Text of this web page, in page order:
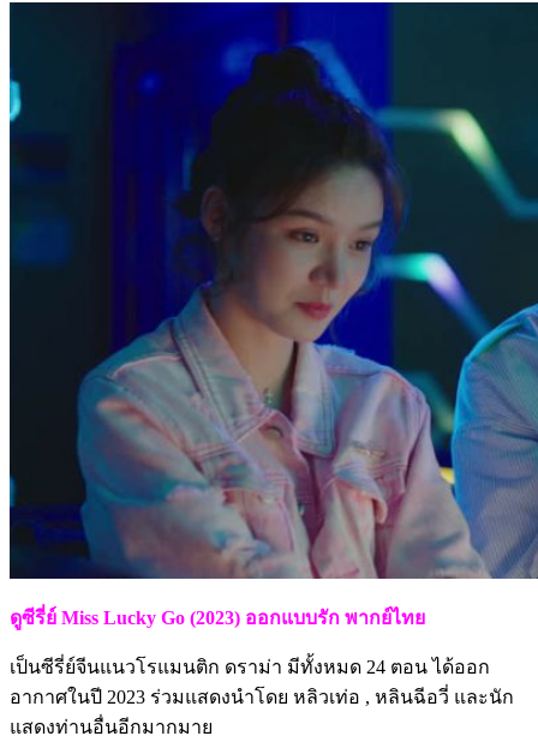
ดูซีรี่ย์ Miss Lucky Go (2023) ออกแบบรัก พากย์ไทย
เป็นซีรี่ย์จีนแนวโรแมนติก ดราม่า มีทั้งหมด 24 ตอน ได้ออก
อากาศในปี 2023 ร่วมแสดงนำโดย หลิวเท่อ , หลินฉีอวี่ และนัก
แสดงท่านอื่นอีกมากมาย